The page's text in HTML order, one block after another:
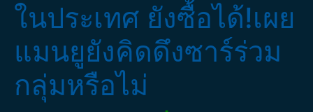
ในประเทศ ยังซื้อได้!เผย
แมนยูยังคิดดึงซาร์ร่วม
กลุ่มหรือไม่